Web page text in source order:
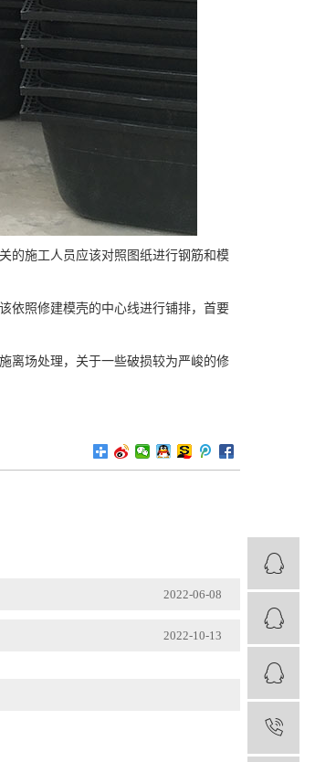
的施工人员应该对照图纸进行钢筋和模
依照修建模壳的中心线进行铺排，首要
离场处理，关于一些破损较为严峻的修
2022-06-08
2022-10-13